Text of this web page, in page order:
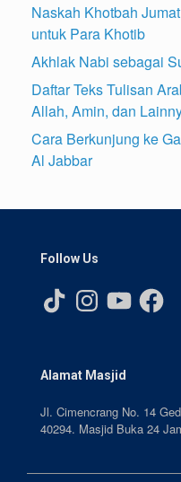
Naskah Khotbah
untuk Para Khotib
Akhlak Nabi sebagai
Daftar Teks Tulisan
Allah, Amin, dan
Cara Berkunjung ke
Al Jabbar
Follow Us
TikTok InstagramYouTubeFacebook
Alamat Masjid
Jl. Cimencrang No. 14
40294. Masjid Buka 24